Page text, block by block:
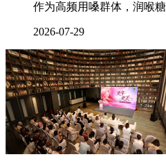
作为高频用嗓群体，润喉
2026-07-29